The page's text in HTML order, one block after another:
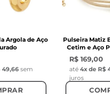
Argola de Aço
49,66 sem
Pulseira Matiz
Cetim e Aço
R$ 169,00
até 4x de R$
juros